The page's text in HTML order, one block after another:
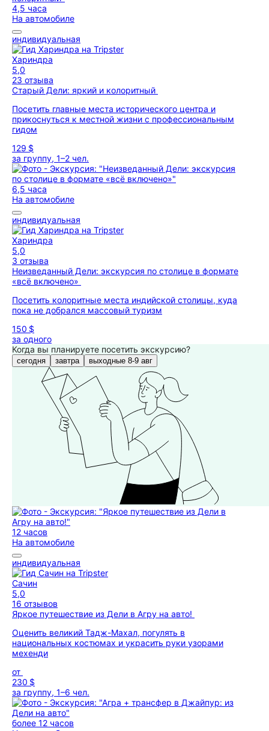
4,5 часа
На автомобиле
индивидуальная
Хариндра
5,0
23 отзыва
Старый Дели: яркий и колоритный
Посетить главные места исторического центра и
прикоснуться к местной жизни с профессиональным
гидом
129 $
за группу, 1–2 чел.
6,5 часа
На автомобиле
индивидуальная
Хариндра
5,0
3 отзыва
Неизведанный Дели: экскурсия по столице в формате
«всё включено»
Посетить колоритные места индийской столицы, куда
пока не добрался массовый туризм
150 $
за одного
Когда вы планируете посетить экскурсию?
сегодня завтра выходные 8-9 авг
12 часов
На автомобиле
индивидуальная
Сачин
5,0
16 отзывов
Яркое путешествие из Дели в Агру на авто!
Оценить великий Тадж-Махал, погулять в
национальных костюмах и украсить руки узорами
мехенди
от
230 $
за группу, 1–6 чел.
более 12 часов